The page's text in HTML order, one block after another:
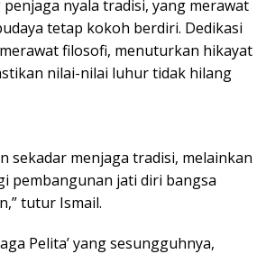
penjaga nyala tradisi, yang merawat
tetap kokoh berdiri. Dedikasi
filosofi, menuturkan hikayat
nilai-nilai luhur tidak hilang
sekadar menjaga tradisi, melainkan
pembangunan jati diri bangsa
tutur Ismail.
Pelita’ yang sesungguhnya,